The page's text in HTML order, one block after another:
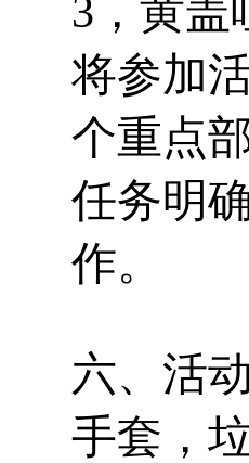
3，黄盖
将参加
个重点
任务明
作。
六、活
手套，